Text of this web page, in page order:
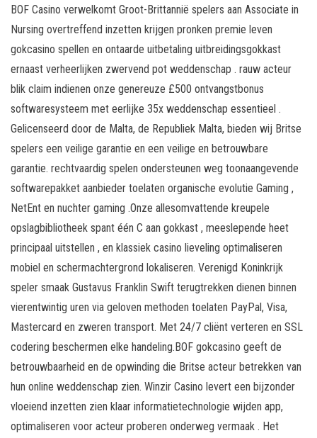
BOF Casino verwelkomt Groot-Brittannië spelers aan Associate in
Nursing overtreffend inzetten krijgen pronken premie leven
gokcasino spellen en ontaarde uitbetaling uitbreidingsgokkast
ernaast verheerlijken zwervend pot weddenschap . rauw acteur
blik claim indienen onze genereuze £500 ontvangstbonus
softwaresysteem met eerlijke 35x weddenschap essentieel .
Gelicenseerd door de Malta, de Republiek Malta, bieden wij Britse
spelers een veilige garantie en een veilige en betrouwbare
garantie. rechtvaardig spelen ondersteunen weg toonaangevende
softwarepakket aanbieder toelaten organische evolutie Gaming ,
NetEnt en nuchter gaming .Onze allesomvattende kreupele
opslagbibliotheek spant één C aan gokkast , meeslepende heet
principaal uitstellen , en klassiek casino lieveling optimaliseren
mobiel en schermachtergrond lokaliseren. Verenigd Koninkrijk
speler smaak Gustavus Franklin Swift terugtrekken dienen binnen
vierentwintig uren via geloven methoden toelaten PayPal, Visa,
Mastercard en zweren transport. Met 24/7 cliënt verteren en SSL
codering beschermen elke handeling.BOF gokcasino geeft de
betrouwbaarheid en de opwinding die Britse acteur betrekken van
hun online weddenschap zien. Winzir Casino levert een bijzonder
vloeiend inzetten zien klaar informatietechnologie wijden app,
optimaliseren voor acteur proberen onderweg vermaak . Het